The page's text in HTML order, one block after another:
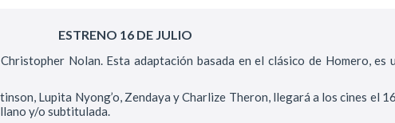
ESTRENO 16 DE JULIO
Nolan. Esta adaptación basada en el clásico de Homero, es
Lupita Nyong’o, Zendaya y Charlize Theron, llegará a los cines el
y/o subtitulada.